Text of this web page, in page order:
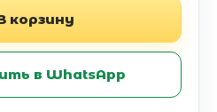
корзину
в WhatsApp